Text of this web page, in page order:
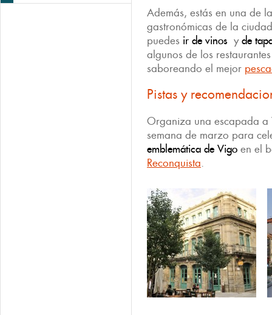
Además, estás en una de
gastronómicas de la
puedes ir de vinos yde
algunos de los
saboreando el mejor
Pistas y
Organiza una escapada a
semana de marzo para
emblemática de Vigo en el
Reconquista.